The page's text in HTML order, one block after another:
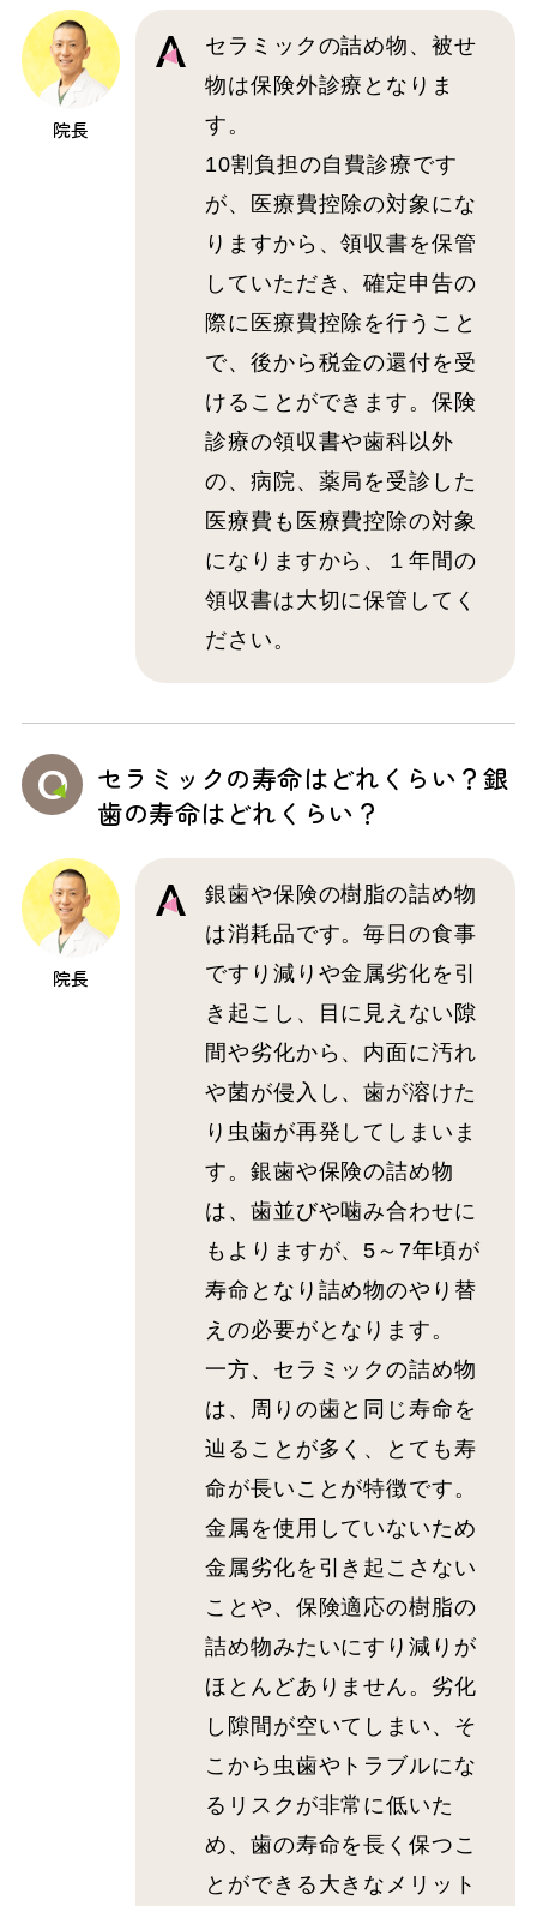
院長
セラミックの詰め物、被せ
物は保険外診療となりま
す。
10割負担の自費診療です
が、医療費控除の対象にな
りますから、領収書を保管
していただき、確定申告の
際に医療費控除を行うこと
で、後から税金の還付を受
けることができます。保険
診療の領収書や歯科以外
の、病院、薬局を受診した
医療費も医療費控除の対象
になりますから、１年間の
領収書は大切に保管してく
ださい。
セラミックの寿命はどれくらい？銀
歯の寿命はどれくらい？
院長
銀歯や保険の樹脂の詰め物
は消耗品です。毎日の食事
ですり減りや金属劣化を引
き起こし、目に見えない隙
間や劣化から、内面に汚れ
や菌が侵入し、歯が溶けた
り虫歯が再発してしまいま
す。銀歯や保険の詰め物
は、歯並びや噛み合わせに
もよりますが、5～7年頃が
寿命となり詰め物のやり替
えの必要がとなります。
一方、セラミックの詰め物
は、周りの歯と同じ寿命を
辿ることが多く、とても寿
命が長いことが特徴です。
金属を使用していないため
金属劣化を引き起こさない
ことや、保険適応の樹脂の
詰め物みたいにすり減りが
ほとんどありません。劣化
し隙間が空いてしまい、そ
こから虫歯やトラブルにな
るリスクが非常に低いた
め、歯の寿命を長く保つこ
とができる大きなメリット